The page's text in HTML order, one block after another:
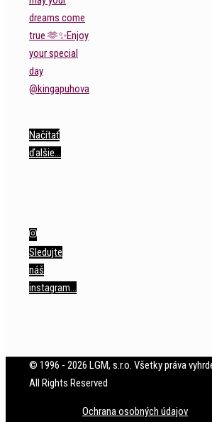
Načítať
ďalšie…
Sledujte
náš
instagram…
© 1996 - 2026 LGM, s.r.o. Všetky práva
All Rights Reserved
Ochrana osobných údajov